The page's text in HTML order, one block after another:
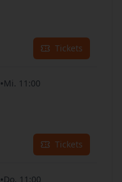
Tickets
•Mi. 11:00
Tickets
Do. 11:00